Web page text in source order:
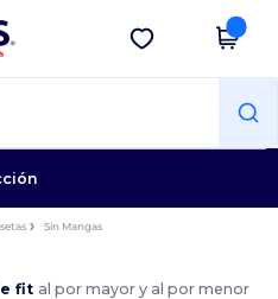
Descargar app
Sin Mangas
fit al por mayor y al por menor